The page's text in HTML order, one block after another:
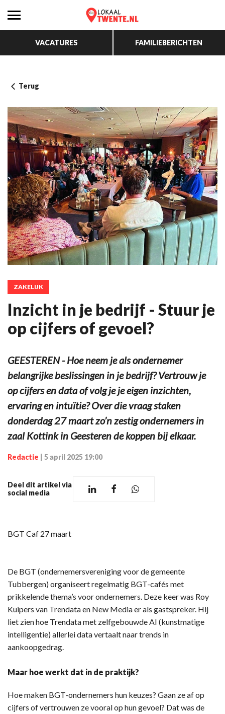
VACATURES FAMILIEBERICHTEN
Terug
ZAKELIJK
Inzicht in je bedrijf - Stuur je
op cijfers of gevoel?
GEESTEREN - Hoe neem je als ondernemer
belangrijke beslissingen in je bedrijf? Vertrouw je
op cijfers en data of volg je je eigen inzichten,
ervaring en intuïtie? Over die vraag staken
donderdag 27 maart zo’n zestig ondernemers in
zaal Kottink in Geesteren de koppen bij elkaar.
Redactie 5 april 2025 19:00
Deel dit artikel via
social media
BGT Caf 27 maart
De BGT (ondernemersvereniging voor de gemeente
Tubbergen) organiseert regelmatig BGT-cafés met
prikkelende thema’s voor ondernemers. Deze keer was Roy
Kuipers van Trendata en New Media er als gastspreker. Hij
liet zien hoe Trendata met zelfgebouwde AI (kunstmatige
intelligentie) allerlei data vertaalt naar trends in
aankoopgedrag.
Maar hoe werkt dat in de praktijk?
Hoe maken BGT-ondernemers hun keuzes? Gaan ze af op
cijfers of vertrouwen ze vooral op hun gevoel? Dat was de